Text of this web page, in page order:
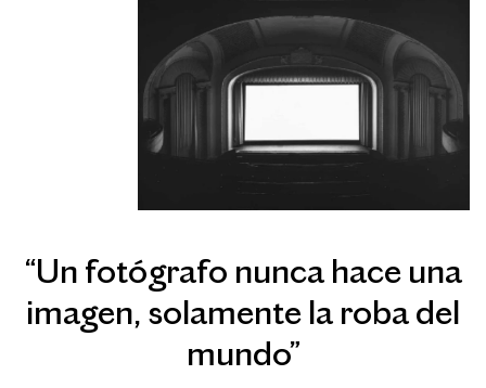
“Un fotógrafo nunca hace una
imagen, solamente la roba del
mundo”